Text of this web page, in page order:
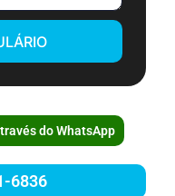
do WhatsApp
6836